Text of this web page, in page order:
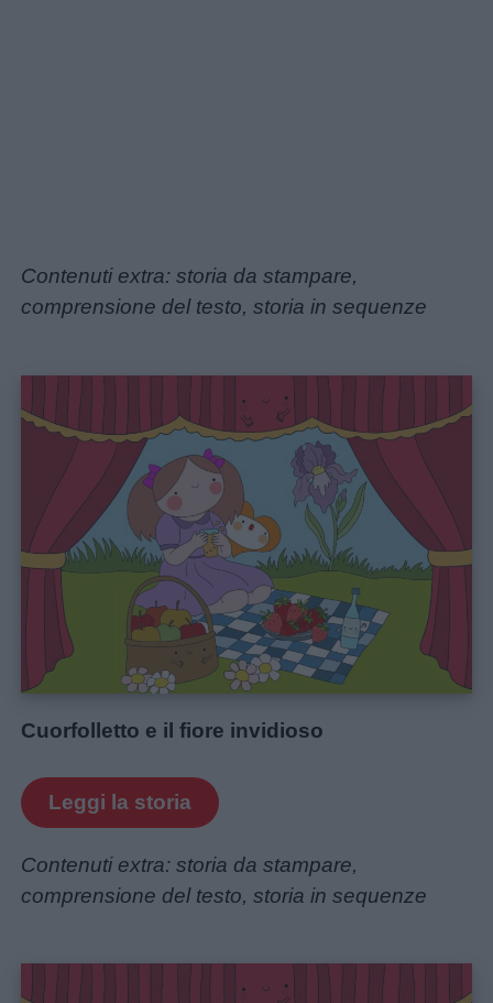
Contenuti extra: storia da stampare,
comprensione del testo, storia in sequenze
Cuorfolletto e il fiore invidioso
Leggi la storia
Contenuti extra: storia da stampare,
comprensione del testo, storia in sequenze